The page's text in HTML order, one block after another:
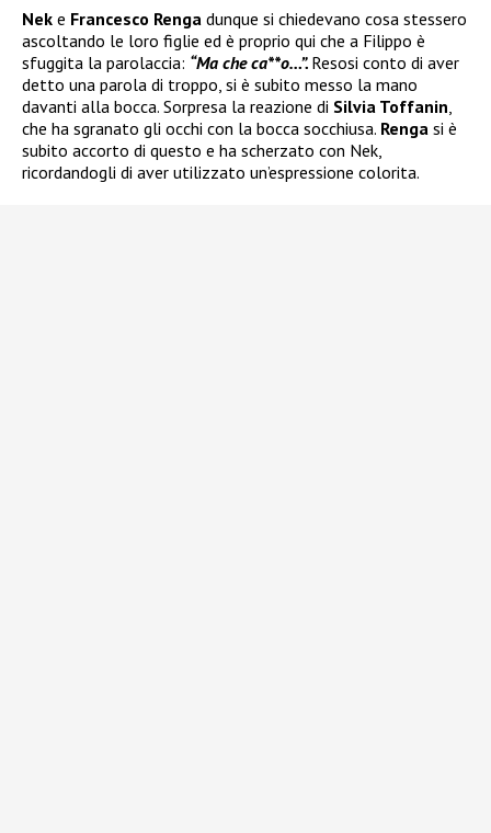
Nek e Francesco Renga dunque si chiedevano cosa stessero
ascoltando le loro figlie ed è proprio qui che a Filippo è
sfuggita la parolaccia: “Ma che ca**o…”. Resosi conto di aver
detto una parola di troppo, si è subito messo la mano
davanti alla bocca. Sorpresa la reazione di Silvia Toffanin,
che ha sgranato gli occhi con la bocca socchiusa. Renga si è
subito accorto di questo e ha scherzato con Nek,
ricordandogli di aver utilizzato un’espressione colorita.